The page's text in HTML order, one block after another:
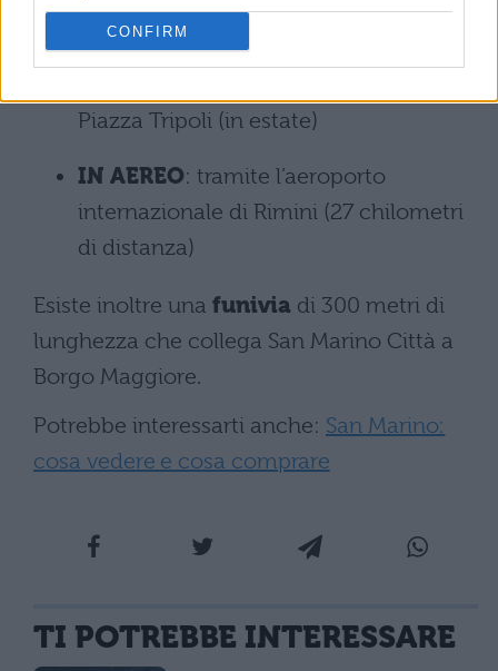
CONFIRM
autolinee e diverse linee di autobus
dalla Stazione ferroviaria di Rimini e
Piazza Tripoli (in estate)
IN AEREO: tramite l’aeroporto
internazionale di Rimini (27 chilometri
di distanza)
Esiste inoltre una funivia di 300 metri di
lunghezza che collega San Marino Città a
Borgo Maggiore.
Potrebbe interessarti anche: San Marino:
cosa vedere e cosa comprare
TI POTREBBE INTERESSARE